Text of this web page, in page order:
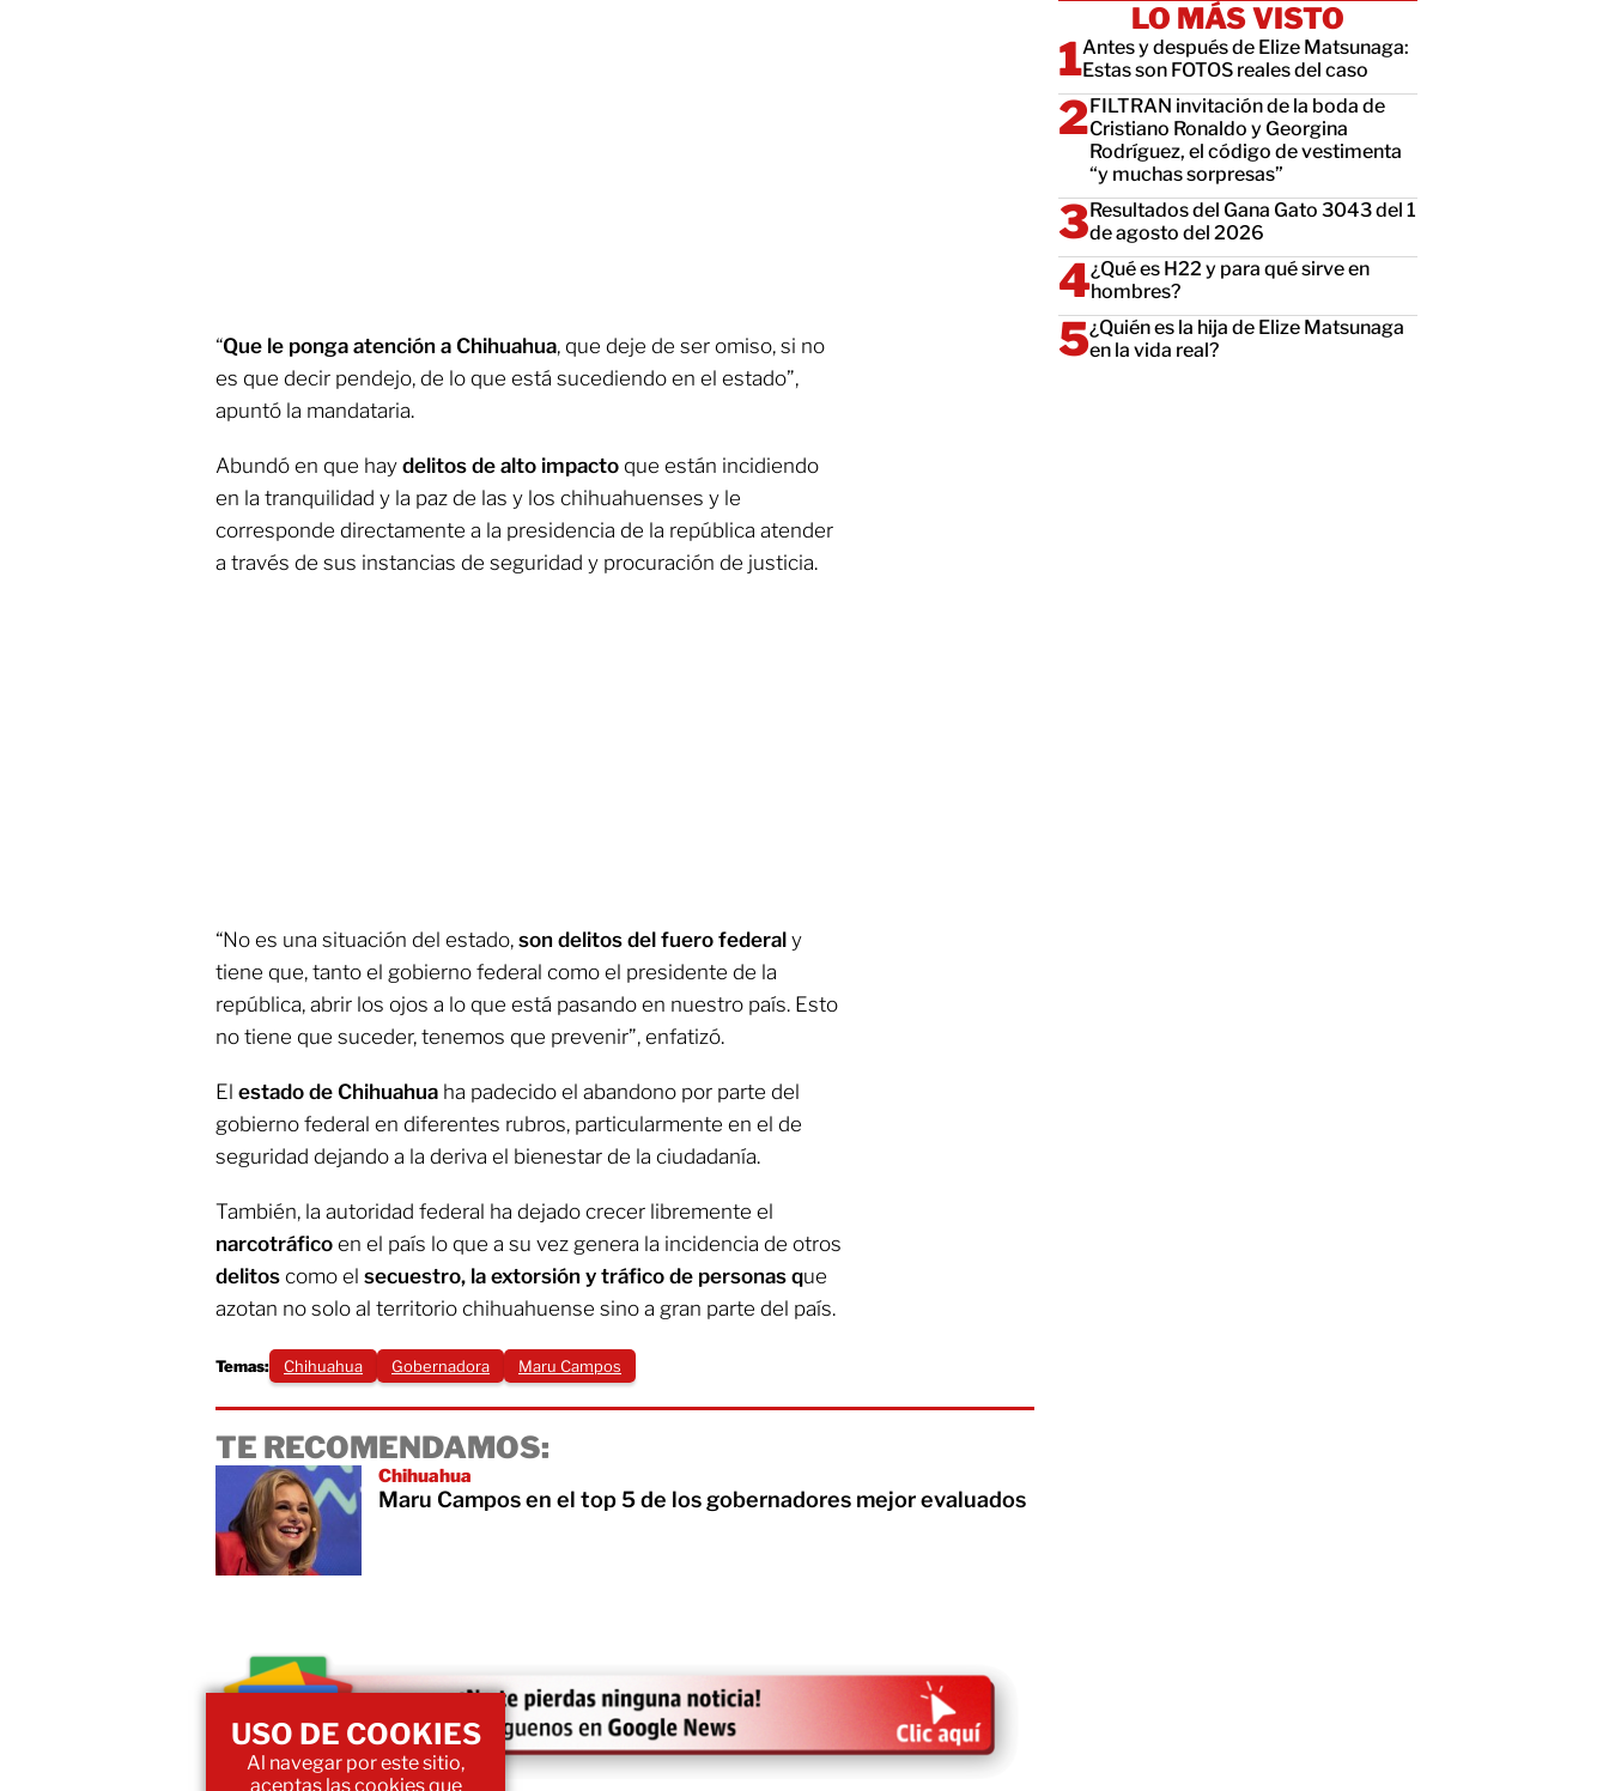
“Que le ponga atención a Chihuahua, que deje de ser omiso, si no
es que decir pendejo, de lo que está sucediendo en el estado”,
apuntó la mandataria.
Abundó en que hay delitos de alto impacto que están incidiendo
en la tranquilidad y la paz de las y los chihuahuenses y le
corresponde directamente a la presidencia de la república atender
a través de sus instancias de seguridad y procuración de justicia.
“No es una situación del estado, son delitos del fuero federal y
tiene que, tanto el gobierno federal como el presidente de la
república, abrir los ojos a lo que está pasando en nuestro país. Esto
no tiene que suceder, tenemos que prevenir”, enfatizó.
El estado de Chihuahua ha padecido el abandono por parte del
gobierno federal en diferentes rubros, particularmente en el de
seguridad dejando a la deriva el bienestar de la ciudadanía.
También, la autoridad federal ha dejado crecer libremente el
narcotráfico en el país lo que a su vez genera la incidencia de otros
delitos como el secuestro, la extorsión y tráfico de personas que
azotan no solo al territorio chihuahuense sino a gran parte del país.
Temas: Chihuahua Gobernadora Maru Campos
TE RECOMENDAMOS:
Chihuahua
Maru Campos en el top 5 de los gobernadores mejor evaluados
LO MÁS VISTO
Antes y después de Elize Matsunaga:
Estas son FOTOS reales del caso
FILTRAN invitación de la boda de
Cristiano Ronaldo y Georgina
Rodríguez, el código de vestimenta
“y muchas sorpresas”
Resultados del Gana Gato 3043 del 1
de agosto del 2026
¿Qué es H22 y para qué sirve en
hombres?
¿Quién es la hija de Elize Matsunaga
en la vida real?
USO DE COOKIES
Al navegar por este sitio,
aceptas las cookies que